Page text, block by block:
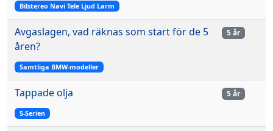
Bilstereo Navi Tele Ljud Larm
Avgaslagen, vad räknas som start för de 5
åren?
Samtliga BMW-modeller
5 år
Tappade olja
5-Serien
5 år